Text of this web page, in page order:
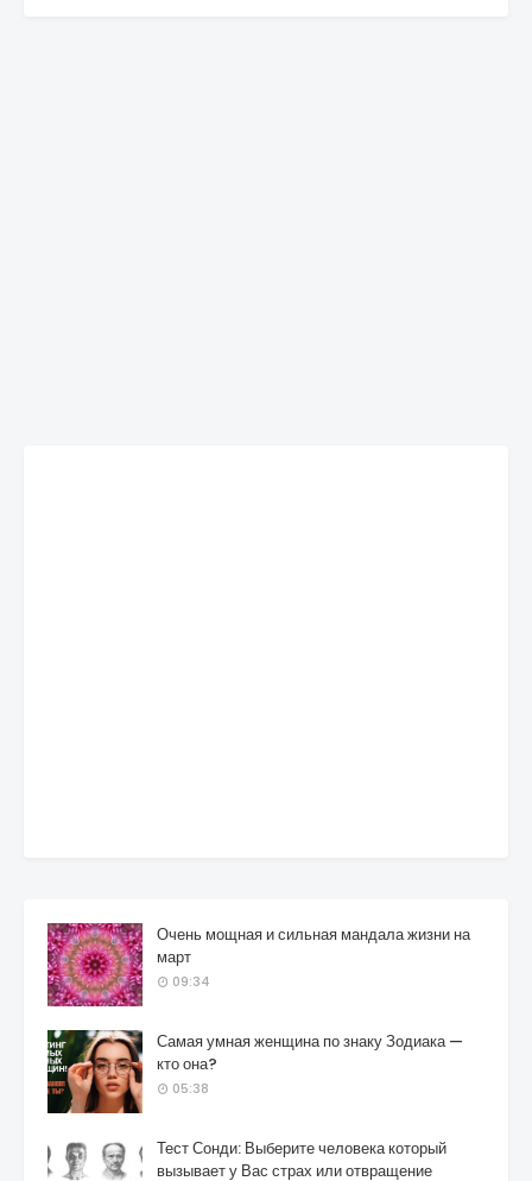
Очень мощная и сильная мандала жизни на
март
09:34
Самая умная женщина по знаку Зодиака —
кто она?
05:38
Тест Сонди: Выберите человека который
вызывает у Вас страх или отвращение